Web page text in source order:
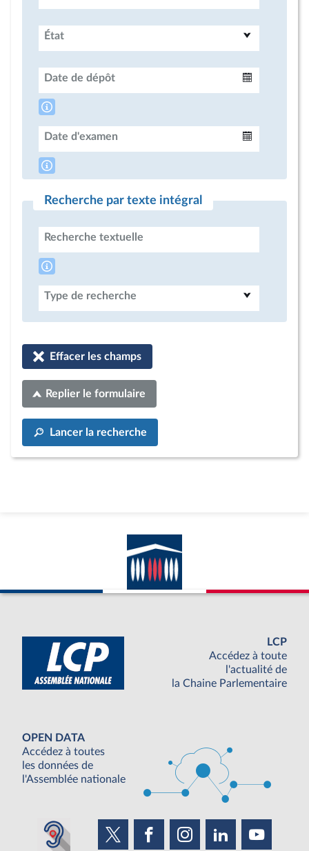
État
Date de dépôt
Date d'examen
Recherche par texte intégral
Recherche textuelle
Type de recherche
Effacer les champs
Replier le formulaire
Lancer la recherche
LCP
Accédez à toute
l'actualité de
la Chaine Parlementaire
OPEN DATA
Accédez à toutes
les données de
l'Assemblée nationale